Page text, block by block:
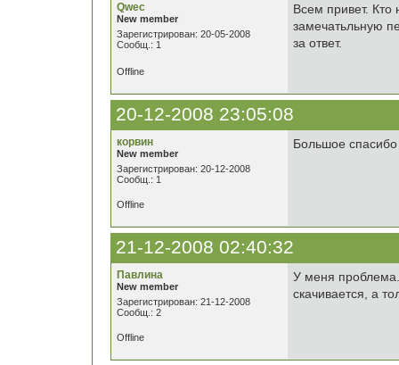
Qwec
New member
Зарегистрирован: 20-05-2008
Сообщ.: 1
Всем привет. Кто
замечатьльную
за ответ.
Offline
20-12-2008 23:05:08
корвин
New member
Зарегистрирован: 20-12-2008
Сообщ.: 1
Большое
Offline
21-12-2008 02:40:32
Павлина
New member
Зарегистрирован: 21-12-2008
Сообщ.: 2
У меня
скачивается, а
Offline